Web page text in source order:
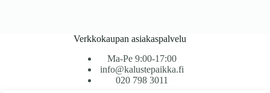
Verkkokaupan asiakaspalvelu
Ma-Pe 9:00-17:00
info@kalustepaikka.fi
020 798 3011